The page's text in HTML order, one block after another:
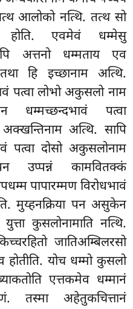
आलोको नत्थि. तत्थ सो
होति. एवमेवं धम्मेसु
अत्तनो धम्मताय एव
हि इच्छानाम अत्थि.
पत्वा लोभो अकुसलो नाम
धम्मच्छन्दभावं पत्वा
अत्थि. सापि
पत्वा दोसो अकुसलोनाम
उप्पन्नं कामवितक्कं
पापारम्मण विरोधभावं
मुय्हनक्रिया पन असुकेन
कुसलोनामाति नत्थि.
जातिअम्बिलरसो
योच धम्मो कुसलो
एत्तकमेव धम्मानं
तस्मा अहेतुकचित्तानं